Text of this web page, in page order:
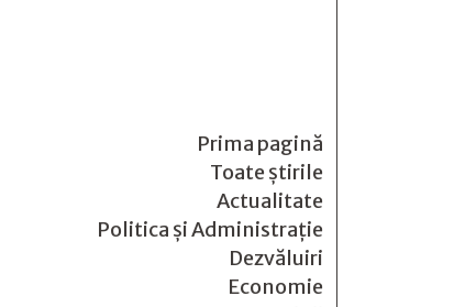
Prima pagină
Toate știrile
Actualitate
Politica și Administrație
Dezvăluiri
Economie